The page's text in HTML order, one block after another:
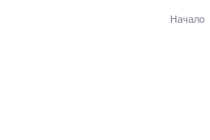
Начало